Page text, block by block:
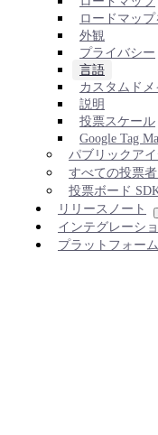
ロードマッ
外観
プライバシー
言語
カスタムドメ
説明
投票スケール
Google Tag
パブリックア
すべての投票
投票ボード
リリースノート
インテグレーシ
プラットフォー